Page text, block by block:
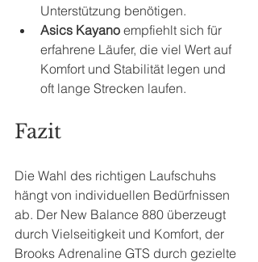
Unterstützung benötigen.
Asics Kayano empfiehlt sich für
erfahrene Läufer, die viel Wert auf
Komfort und Stabilität legen und
oft lange Strecken laufen.
Fazit
Die Wahl des richtigen Laufschuhs
hängt von individuellen Bedürfnissen
ab. Der New Balance 880 überzeugt
durch Vielseitigkeit und Komfort, der
Brooks Adrenaline GTS durch gezielte